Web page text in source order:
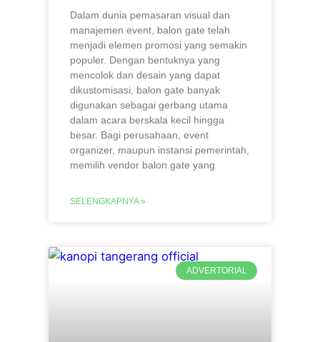
Dalam dunia pemasaran visual dan
manajemen event, balon gate telah
menjadi elemen promosi yang semakin
populer. Dengan bentuknya yang
mencolok dan desain yang dapat
dikustomisasi, balon gate banyak
digunakan sebagai gerbang utama
dalam acara berskala kecil hingga
besar. Bagi perusahaan, event
organizer, maupun instansi pemerintah,
memilih vendor balon gate yang
SELENGKAPNYA »
ADVERTORIAL